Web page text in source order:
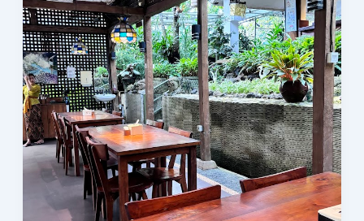
BaliDeva
Transport
Denpasar
–
Surabaya